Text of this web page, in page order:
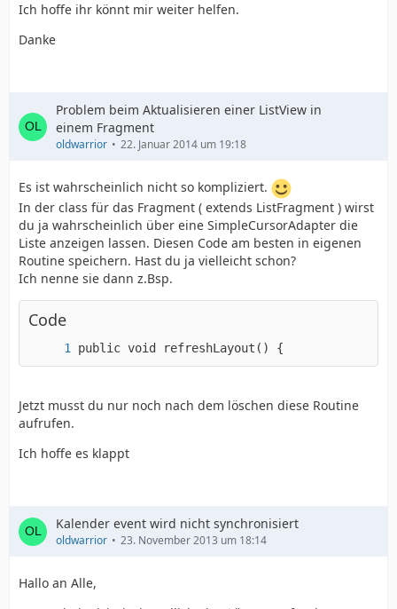
Ich hoffe ihr könnt mir weiter helfen.
Danke
Problem beim Aktualisieren einer ListView in
einem Fragment
oldwarrior 22. Januar 2014 um 19:18
Es ist wahrscheinlich nicht so kompliziert.
In der class für das Fragment ( extends ListFragment ) wirst
du ja wahrscheinlich über eine SimpleCursorAdapter die
Liste anzeigen lassen. Diesen Code am besten in eigenen
Routine speichern. Hast du ja vielleicht schon?
Ich nenne sie dann z.Bsp.
Code
public void refreshLayout() {
Jetzt musst du nur noch nach dem löschen diese Routine
aufrufen.
Ich hoffe es klappt
Kalender event wird nicht synchronisiert
oldwarrior 23. November 2013 um 18:14
Hallo an Alle,